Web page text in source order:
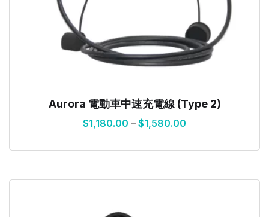
Aurora 電動車中速充電線 (Type 2)
$1,180.00 – $1,580.00